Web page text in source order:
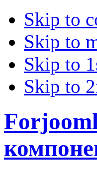
Skip to
Skip to
Skip to
Skip to